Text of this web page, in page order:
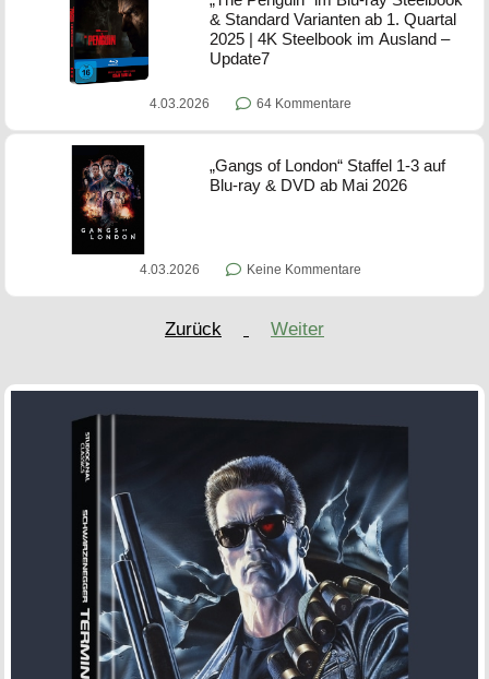
& Standard Varianten ab 1. Quartal
2025 | 4K Steelbook im Ausland –
Update7
4.03.2026 64 Kommentare
„Gangs of London“ Staffel 1-3 auf
Blu-ray & DVD ab Mai 2026
4.03.2026 Keine Kommentare
Zurück Weiter